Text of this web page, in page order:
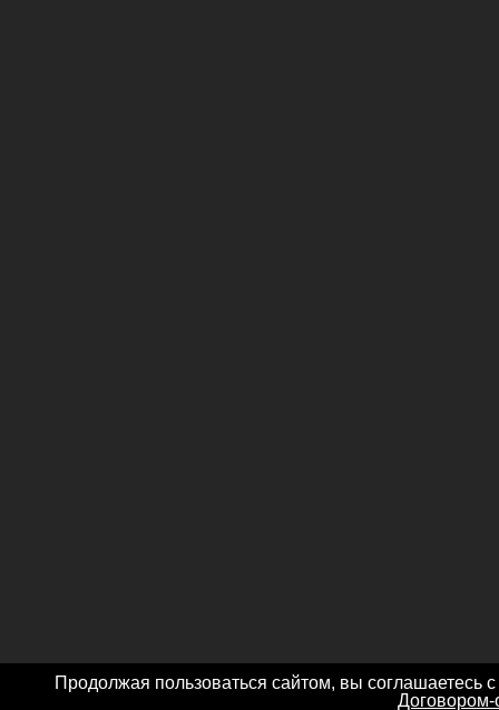
Продолжая пользоваться сайтом, вы соглашаетесь